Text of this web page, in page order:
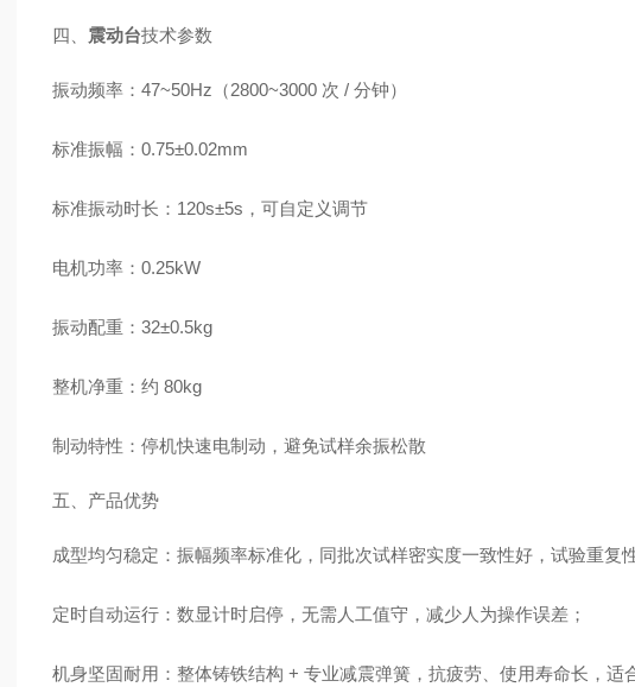
四、 震动台技术参数
振动频率：47~50Hz（2800~3000 次 / 分钟）
标准振幅：0.75±0.02mm
标准振动时长：120s±5s，可自定义调节
电机功率：0.25kW
振动配重：32±0.5kg
整机净重：约 80kg
制动特性：停机快速电制动，避免试样余振松散
五、产品优势
成型均匀稳定 ：振幅频率标准化，同批次试样密实度一致性好，试验重复
定时自动运行：数显计时启停，无需人工值守，减少人为操作误差；
机身坚固耐用 ：整体铸铁结构 + 专业减震弹簧，抗疲劳、使用寿命长，适